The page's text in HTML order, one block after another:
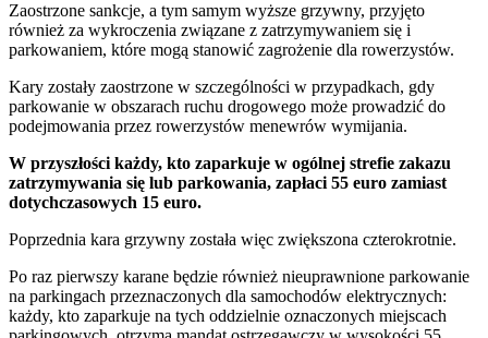
Zaostrzone sankcje, a tym samym wyższe grzywny, przyjęto
również za wykroczenia związane z zatrzymywaniem się i
parkowaniem, które mogą stanowić zagrożenie dla rowerzystów.
Kary zostały zaostrzone w szczególności w przypadkach, gdy
parkowanie w obszarach ruchu drogowego może prowadzić do
podejmowania przez rowerzystów menewrów wymijania.
W przyszłości każdy, kto zaparkuje w ogólnej strefie zakazu
zatrzymywania się lub parkowania, zapłaci 55 euro zamiast
dotychczasowych 15 euro.
Poprzednia kara grzywny została więc zwiększona czterokrotnie.
Po raz pierwszy karane będzie również nieuprawnione parkowanie
na parkingach przeznaczonych dla samochodów elektrycznych:
każdy, kto zaparkuje na tych oddzielnie oznaczonych miejscach